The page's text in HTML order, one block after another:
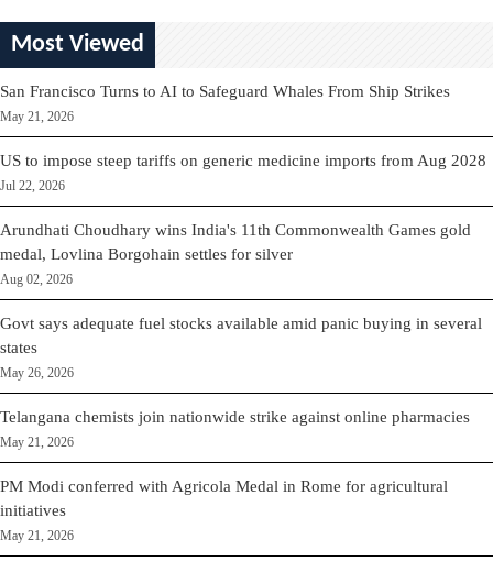
Most Viewed
San Francisco Turns to AI to Safeguard Whales From Ship Strikes
May 21, 2026
US to impose steep tariffs on generic medicine imports from Aug 2028
Jul 22, 2026
Arundhati Choudhary wins India's 11th Commonwealth Games gold
medal, Lovlina Borgohain settles for silver
Aug 02, 2026
Govt says adequate fuel stocks available amid panic buying in several
states
May 26, 2026
Telangana chemists join nationwide strike against online pharmacies
May 21, 2026
PM Modi conferred with Agricola Medal in Rome for agricultural
initiatives
May 21, 2026